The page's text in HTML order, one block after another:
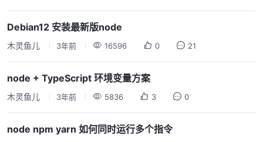
Debian12 安装最新版node
木灵鱼儿 3年前 16596 0 21
node + TypeScript 环境变量方案
木灵鱼儿 3年前 5836 3 0
node npm yarn 如何同时运行多个指令